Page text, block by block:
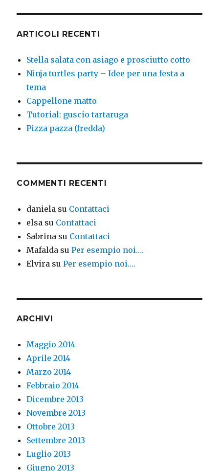
ARTICOLI RECENTI
Stella salata con asiago e prosciutto cotto
Ninja turtles party – Idee per una festa a
tema
Cappellone matto
Tutorial: guscio tartaruga
Pizza pazza (fredda)
COMMENTI RECENTI
daniela su Contattaci
elsa su Contattaci
Sabrina su Contattaci
Mafalda suPer esempio noi….
Elvira suPer esempio noi….
ARCHIVI
Maggio 2014
Aprile 2014
Marzo 2014
Febbraio 2014
Dicembre 2013
Novembre 2013
Ottobre 2013
Settembre 2013
Luglio 2013
Giugno 2013